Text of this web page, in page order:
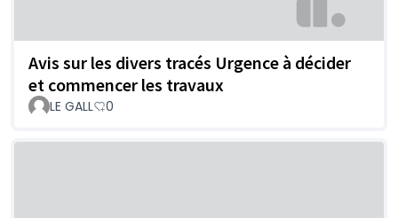
Avis sur les divers tracés Urgence à décider
et commencer les travaux
LE GALL 0